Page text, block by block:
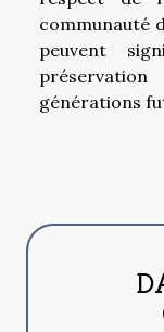
communauté
peuvent
générations